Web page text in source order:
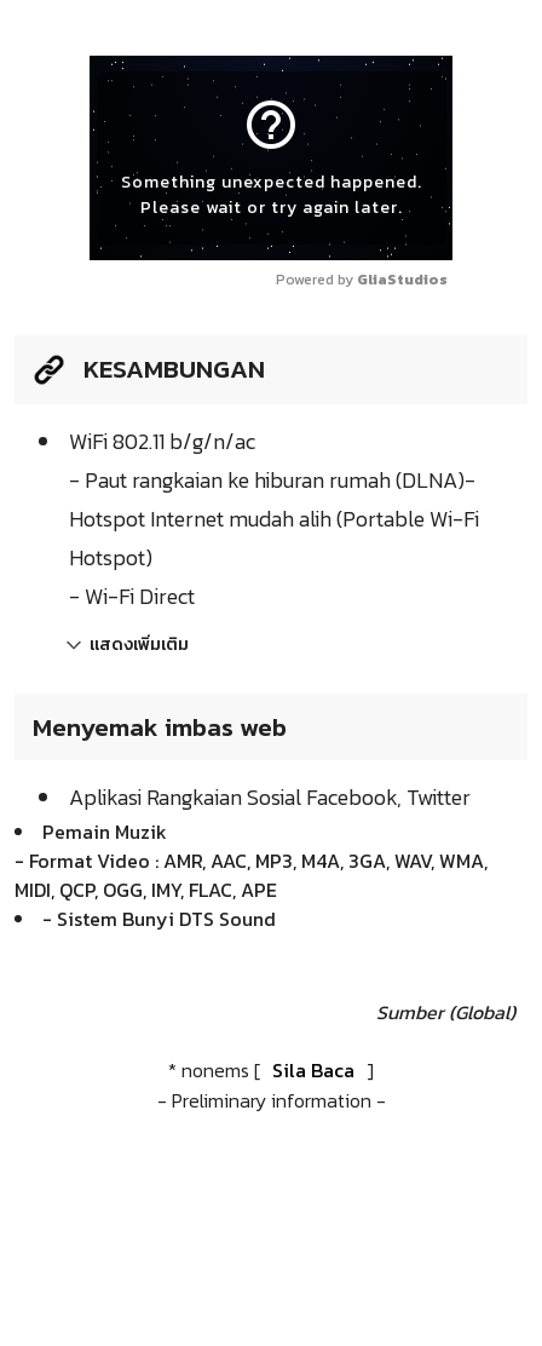
help_outline
Something unexpected happened.
Please wait or try again later.
Powered by GliaStudios
KESAMBUNGAN
WiFi 802.11 b/g/n/ac
- Paut rangkaian ke hiburan rumah (DLNA)-
Hotspot Internet mudah alih (Portable Wi-Fi
Hotspot)
- Wi-Fi Direct
แสดงเพิ่มเติม
Menyemak imbas web
Aplikasi Rangkaian Sosial Facebook, Twitter
Pemain Muzik
- Format Video : AMR, AAC, MP3, M4A, 3GA, WAV, WMA,
MIDI, QCP, OGG, IMY, FLAC, APE
- Sistem Bunyi DTS Sound
Sumber (Global)
* nonems [ Sila Baca ]
- Preliminary information -